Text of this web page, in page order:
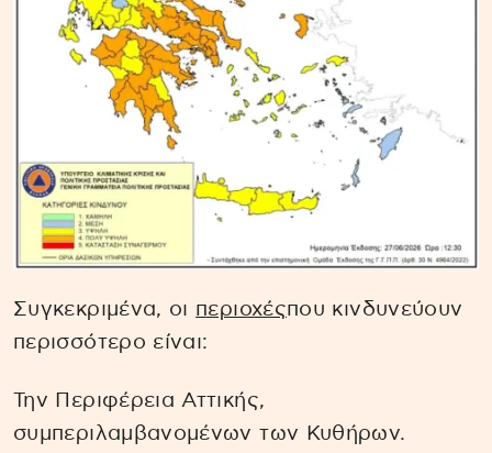
Συγκεκριμένα, οι περιοχέςπου κινδυνεύουν
περισσότερο είναι:
Την Περιφέρεια Αττικής,
συμπεριλαμβανομένων των Κυθήρων.